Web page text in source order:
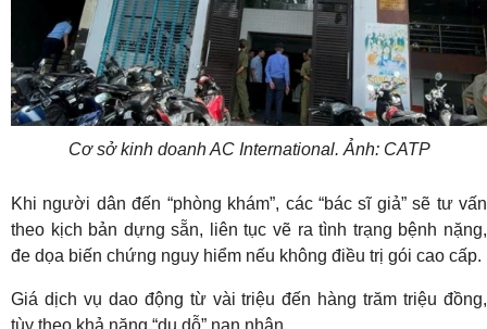
Cơ sở kinh doanh AC International. Ảnh: CATP
Khi người dân đến “phòng khám”, các “bác sĩ giả” sẽ tư vấn
theo kịch bản dựng sẵn, liên tục vẽ ra tình trạng bệnh nặng,
đe dọa biến chứng nguy hiểm nếu không điều trị gói cao cấp.
Giá dịch vụ dao động từ vài triệu đến hàng trăm triệu đồng,
tùy theo khả năng “dụ dỗ” nạn nhân.